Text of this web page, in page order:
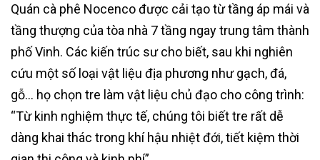
Quán cà phê Nocenco được cải tạo từ tầng áp mái và
tầng thượng của tòa nhà 7 tầng ngay trung tâm thành
phố Vinh. Các kiến trúc sư cho biết, sau khi nghiên
cứu một số loại vật liệu địa phương như gạch, đá,
gỗ… họ chọn tre làm vật liệu chủ đạo cho công trình:
“Từ kinh nghiệm thực tế, chúng tôi biết tre rất dễ
dàng khai thác trong khí hậu nhiệt đới, tiết kiệm thời